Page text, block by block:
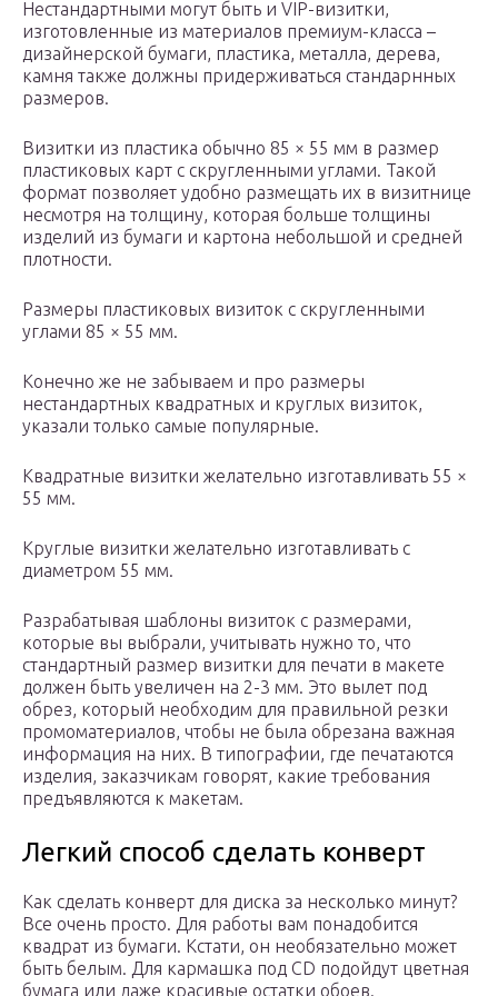
Нестандартными могут быть и VIP-визитки,
изготовленные из материалов премиум-класса –
дизайнерской бумаги, пластика, металла, дерева,
камня также должны придерживаться стандарнных
размеров.
Визитки из пластика обычно 85 × 55 мм в размер
пластиковых карт с скругленными углами. Такой
формат позволяет удобно размещать их в визитнице
несмотря на толщину, которая больше толщины
изделий из бумаги и картона небольшой и средней
плотности.
Размеры пластиковых визиток с скругленными
углами 85 × 55 мм.
Конечно же не забываем и про размеры
нестандартных квадратных и круглых визиток,
указали только самые популярные.
Квадратные визитки желательно изготавливать 55 ×
55 мм.
Круглые визитки желательно изготавливать с
диаметром 55 мм.
Разрабатывая шаблоны визиток с размерами,
которые вы выбрали, учитывать нужно то, что
стандартный размер визитки для печати в макете
должен быть увеличен на 2-3 мм. Это вылет под
обрез, который необходим для правильной резки
промоматериалов, чтобы не была обрезана важная
информация на них. В типографии, где печатаются
изделия, заказчикам говорят, какие требования
предъявляются к макетам.
Легкий способ сделать конверт
Как сделать конверт для диска за несколько минут?
Все очень просто. Для работы вам понадобится
квадрат из бумаги. Кстати, он необязательно может
быть белым. Для кармашка под CD подойдут цветная
бумага или даже красивые остатки обоев.